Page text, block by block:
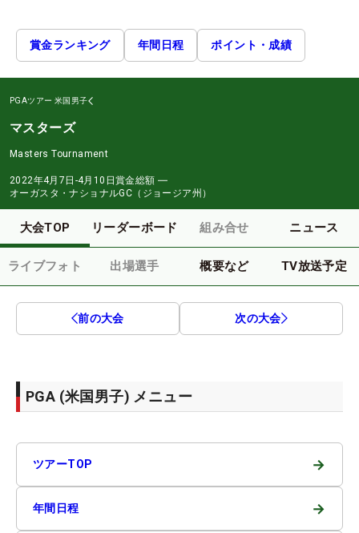
賞金ランキング 年間日程 ポイント・成績
PGAツアー 米国男子
マスターズ
Masters Tournament
2022年4月7日-4月10日賞金総額 ―
オーガスタ・ナショナルGC（ジョージア州）
大会TOP リーダーボード 組み合せ ニュース
ライブフォト 出場選手 概要など TV放送予定
前の大会 次の大会
PGA (米国男子) メニュー
ツアーTOP →
年間日程 →